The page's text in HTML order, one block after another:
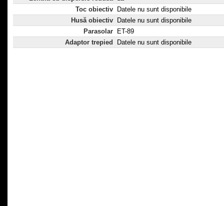
Toc obiectiv
Datele nu sunt disponibile
Husă obiectiv
Datele nu sunt disponibile
Parasolar
ET-89
Adaptor trepied
Datele nu sunt disponibile